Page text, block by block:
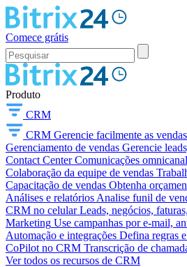
Comece grátis
Produto
CRM
CRM Gerencie facilmente as
Gerenciamento de vendas Gerencie
Contact Center Comunicações
Colaboração da equipe de vendas
Capacitação de vendas Obtenha
Análises e relatórios Analise funil de
CRM no celular Leads, negócios,
Marketing Use campanhas por e-mail,
Automação e integrações Defina regras
CoPilot no CRM Transcrição de
Ver todos os recursos de CRM